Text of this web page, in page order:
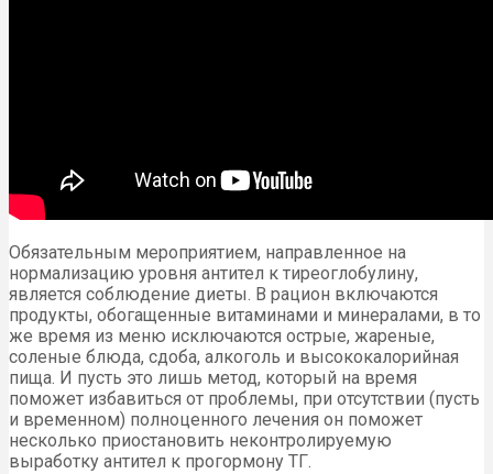
Обязательным мероприятием, направленное на
нормализацию уровня антител к тиреоглобулину,
является соблюдение диеты. В рацион включаются
продукты, обогащенные витаминами и минералами, в то
же время из меню исключаются острые, жареные,
соленые блюда, сдоба, алкоголь и высококалорийная
пища. И пусть это лишь метод, который на время
поможет избавиться от проблемы, при отсутствии (пусть
и временном) полноценного лечения он поможет
несколько приостановить неконтролируемую
выработку антител к прогормону ТГ.